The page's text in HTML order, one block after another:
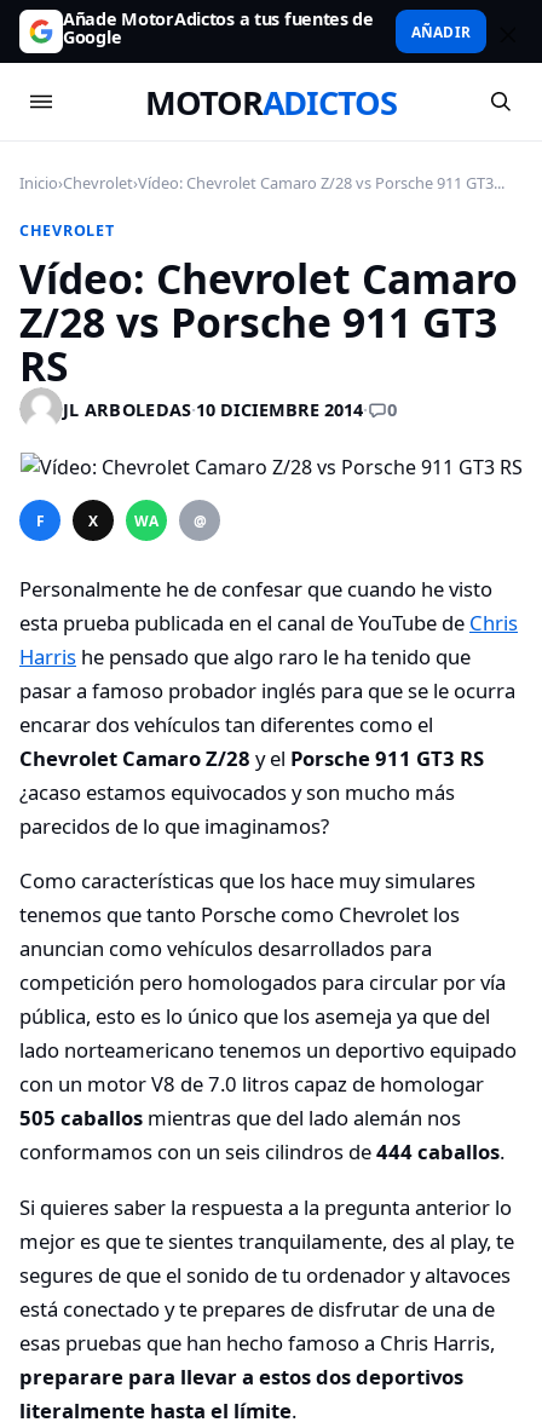
Añade MotorAdictos a tus fuentes de
Google AÑADIR
MOTORADICTOS
Inicio›Chevrolet›Vídeo: Chevrolet Camaro Z/28 vs Porsche 911 GT3...
CHEVROLET
Vídeo: Chevrolet Camaro
Z/28 vs Porsche 911 GT3
RS
JL ARBOLEDAS·10 DICIEMBRE 2014· 0
F X WA @
Personalmente he de confesar que cuando he visto
esta prueba publicada en el canal de YouTube de Chris
Harris he pensado que algo raro le ha tenido que
pasar a famoso probador inglés para que se le ocurra
encarar dos vehículos tan diferentes como el
Chevrolet Camaro Z/28 y el Porsche 911 GT3 RS
¿acaso estamos equivocados y son mucho más
parecidos de lo que imaginamos?
Como características que los hace muy simulares
tenemos que tanto Porsche como Chevrolet los
anuncian como vehículos desarrollados para
competición pero homologados para circular por vía
pública, esto es lo único que los asemeja ya que del
lado norteamericano tenemos un deportivo equipado
con un motor V8 de 7.0 litros capaz de homologar
505 caballos mientras que del lado alemán nos
conformamos con un seis cilindros de444 caballos.
Si quieres saber la respuesta a la pregunta anterior lo
mejor es que te sientes tranquilamente, des al play, te
segures de que el sonido de tu ordenador y altavoces
está conectado y te prepares de disfrutar de una de
esas pruebas que han hecho famoso a Chris Harris,
preparare para llevar a estos dos deportivos
literalmente hasta el límite.